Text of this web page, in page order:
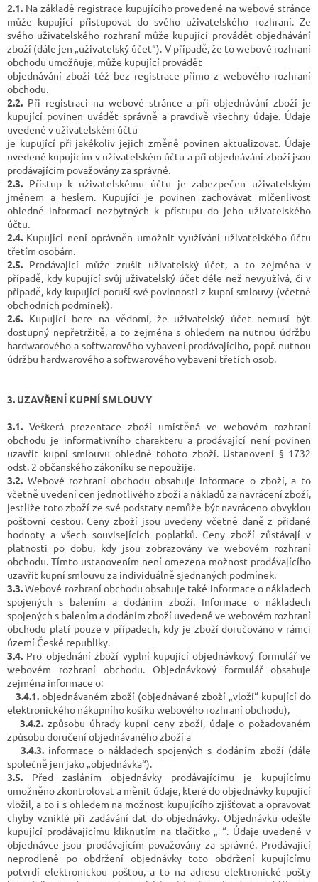
2.1. Na základě registrace kupujícího provedené na webové stránce
může kupující přistupovat do svého uživatelského rozhraní. Ze
svého uživatelského rozhraní může kupující provádět objednávání
zboží (dále jen „uživatelský účet“). V případě, že to webové rozhraní
obchodu umožňuje, může kupující provádět
objednávání zboží též bez registrace přímo z webového rozhraní
obchodu.
2.2. Při registraci na webové stránce a při objednávání zboží je
kupující povinen uvádět správně a pravdivě všechny údaje. Údaje
uvedené v uživatelském účtu
je kupující při jakékoliv jejich změně povinen aktualizovat. Údaje
uvedené kupujícím v uživatelském účtu a při objednávání zboží jsou
prodávajícím považovány za správné.
2.3. Přístup k uživatelskému účtu je zabezpečen uživatelským
jménem a heslem. Kupující je povinen zachovávat mlčenlivost
ohledně informací nezbytných k přístupu do jeho uživatelského
účtu.
2.4. Kupující není oprávněn umožnit využívání uživatelského účtu
třetím osobám.
2.5. Prodávající může zrušit uživatelský účet, a to zejména v
případě, kdy kupující svůj uživatelský účet déle než nevyužívá, či v
případě, kdy kupující poruší své povinnosti z kupní smlouvy (včetně
obchodních podmínek).
2.6. Kupující bere na vědomí, že uživatelský účet nemusí být
dostupný nepřetržitě, a to zejména s ohledem na nutnou údržbu
hardwarového a softwarového vybavení prodávajícího, popř. nutnou
údržbu hardwarového a softwarového vybavení třetích osob.
3. UZAVŘENÍ KUPNÍ SMLOUVY
3.1. Veškerá prezentace zboží umístěná ve webovém rozhraní
obchodu je informativního charakteru a prodávající není povinen
uzavřít kupní smlouvu ohledně tohoto zboží. Ustanovení § 1732
odst. 2 občanského zákoníku se nepoužije.
3.2. Webové rozhraní obchodu obsahuje informace o zboží, a to
včetně uvedení cen jednotlivého zboží a nákladů za navrácení zboží,
jestliže toto zboží ze své podstaty nemůže být navráceno obvyklou
poštovní cestou. Ceny zboží jsou uvedeny včetně daně z přidané
hodnoty a všech souvisejících poplatků. Ceny zboží zůstávají v
platnosti po dobu, kdy jsou zobrazovány ve webovém rozhraní
obchodu. Tímto ustanovením není omezena možnost prodávajícího
uzavřít kupní smlouvu za individuálně sjednaných podmínek.
3.3.Webové rozhraní obchodu obsahuje také informace o nákladech
spojených s balením a dodáním zboží. Informace o nákladech
spojených s balením a dodáním zboží uvedené ve webovém rozhraní
obchodu platí pouze v případech, kdy je zboží doručováno v rámci
území České republiky.
3.4. Pro objednání zboží vyplní kupující objednávkový formulář ve
webovém rozhraní obchodu. Objednávkový formulář obsahuje
zejména informace o:
3.4.1. objednávaném zboží (objednávané zboží „vloží“ kupující do
elektronického nákupního košíku webového rozhraní obchodu),
3.4.2. způsobu úhrady kupní ceny zboží, údaje o požadovaném
způsobu doručení objednávaného zboží a
3.4.3.informace o nákladech spojených s dodáním zboží (dále
společně jen jako „objednávka“).
3.5. Před zasláním objednávky prodávajícímu je kupujícímu
umožněno zkontrolovat a měnit údaje, které do objednávky kupující
vložil, a to i s ohledem na možnost kupujícího zjišťovat a opravovat
chyby vzniklé při zadávání dat do objednávky. Objednávku odešle
kupující prodávajícímu kliknutím na tlačítko „ “. Údaje uvedené v
objednávce jsou prodávajícím považovány za správné. Prodávající
neprodleně po obdržení objednávky toto obdržení kupujícímu
potvrdí elektronickou poštou, a to na adresu elektronické pošty